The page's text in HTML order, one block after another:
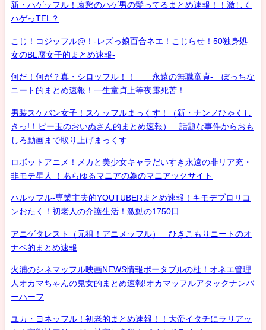
新・ハゲッフル！哀愁のハゲ男の髪ってるまとめ速報！！激しく
ハゲっTEL？
こじ！コジッフル@！-レズっ娘百合ネエ！こじらせ！50独身処
女のBL腐女子的まとめ速報-
何だ！何が？真・シロッフル！！ 永遠の無職童貞- ぼっちな
ニート的まとめ速報！一生童貞上等夜露死苦！
男装スケバン女子！スケッフルまっくす！（新・ナンノひゃくし
きっ!！ビー玉のおいぬさん的まとめ速報） 話題な事件からおも
しろ動画まで取り上げまっくす
ロボットアニメ！メカと美少女キャラだいすき永遠の非リア充・
非モテ星人 ！あらゆるマニアの為のマニアックサイト
ハルッフル-専業主夫的YOUTUBERまとめ速報！キモデブロリコ
ンおたく！初老人の介護生活！激動の1750日
アニゲタレスト（元祖！アニメッフル） ひきこもりニートのオ
ナベ的まとめ速報
火浦のシネマッフル映画NEWS情報ポータブルの杜！オネエ管理
人オカマちゃんの鬼女的まとめ速報!オカマッフルアタックナンバ
ーハーフ
ユカ・ヨネッフル！初老的まとめ速報！！大帝イタチにラリアッ